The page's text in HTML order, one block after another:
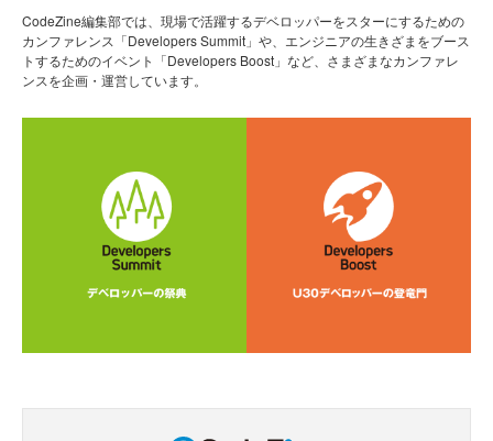
CodeZine編集部では、現場で活躍するデベロッパーをスターにするための
カンファレンス「Developers Summit」や、エンジニアの生きざまをブース
トするためのイベント「Developers Boost」など、さまざまなカンファレ
ンスを企画・運営しています。